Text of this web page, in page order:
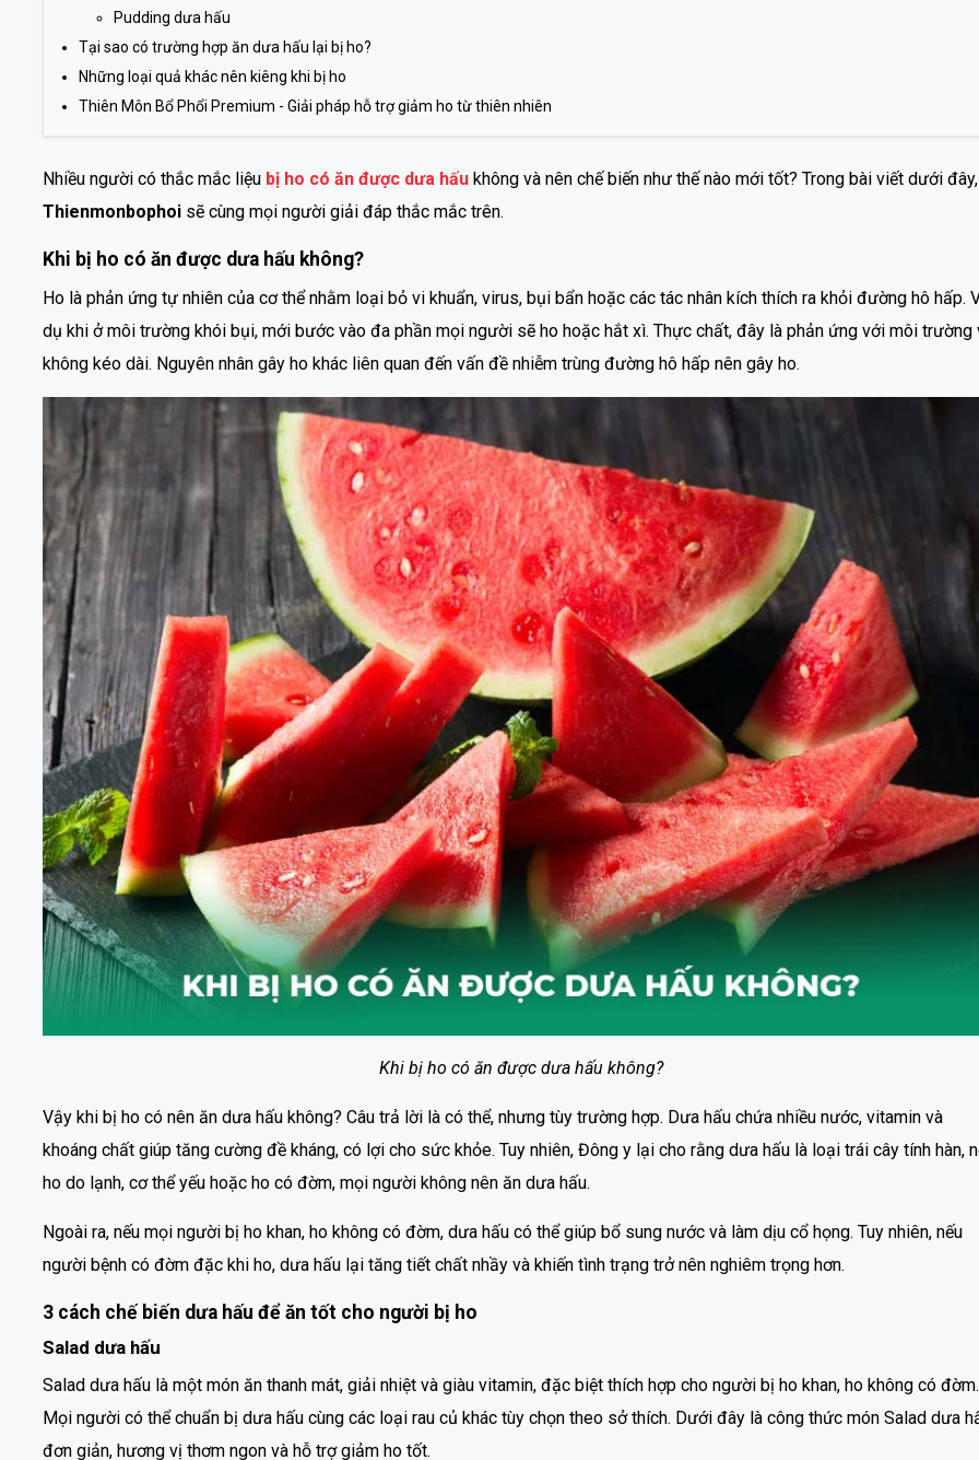
Pudding dưa hấu
Tại sao có trường hợp ăn dưa hấu lại bị ho?
Những loại quả khác nên kiêng khi bị ho
Thiên Môn Bổ Phổi Premium - Giải pháp hỗ trợ giảm ho từ thiên nhiên
Nhiều người có thắc mắc liệu bị ho có ăn được dưa hấukhông và nên chế biến như thế nào mới tốt? Trong bài viết dưới đây,
Thienmonbophoisẽ cùng mọi người giải đáp thắc mắc trên.
Khi bị ho có ăn được dưa hấu không?
Ho là phản ứng tự nhiên của cơ thể nhằm loại bỏ vi khuẩn, virus, bụi bẩn hoặc các tác nhân kích thích ra khỏi đường hô hấp.
dụ khi ở môi trường khói bụi, mới bước vào đa phần mọi người sẽ ho hoặc hắt xì. Thực chất, đây là phản ứng với môi trường
không kéo dài. Nguyên nhân gây ho khác liên quan đến vấn đề nhiễm trùng đường hô hấp nên gây ho.
Khi bị ho có ăn được dưa hấu không?
Vậy khi bị ho có nên ăn dưa hấu không? Câu trả lời là có thể, nhưng tùy trường hợp. Dưa hấu chứa nhiều nước, vitamin và
khoáng chất giúp tăng cường đề kháng, có lợi cho sức khỏe. Tuy nhiên, Đông y lại cho rằng dưa hấu là loại trái cây tính hàn,
ho do lạnh, cơ thể yếu hoặc ho có đờm, mọi người không nên ăn dưa hấu.
Ngoài ra, nếu mọi người bị ho khan, ho không có đờm, dưa hấu có thể giúp bổ sung nước và làm dịu cổ họng. Tuy nhiên, nếu
người bệnh có đờm đặc khi ho, dưa hấu lại tăng tiết chất nhầy và khiến tình trạng trở nên nghiêm trọng hơn.
3 cách chế biến dưa hấu để ăn tốt cho người bị ho
Salad dưa hấu
Salad dưa hấu là một món ăn thanh mát, giải nhiệt và giàu vitamin, đặc biệt thích hợp cho người bị ho khan, ho không có đờm.
Mọi người có thể chuẩn bị dưa hấu cùng các loại rau củ khác tùy chọn theo sở thích. Dưới đây là công thức món Salad dưa
đơn giản, hương vị thơm ngon và hỗ trợ giảm ho tốt.